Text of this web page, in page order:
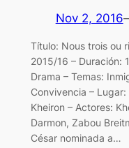
Nov 2, 2016
Título: Nous trois ou
2015/16 – Duración:
Drama – Temas:
Convivencia –
Kheiron – Actores:
Darmon, Zabou
César nominada a…